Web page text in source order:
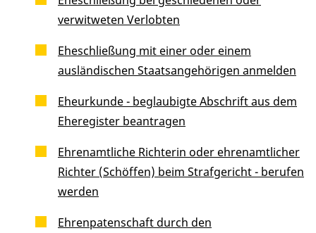
verwitweten Verlobten
Eheschließung mit einer oder einem
ausländischen Staatsangehörigen anmelden
Eheurkunde - beglaubigte Abschrift aus dem
Eheregister beantragen
Ehrenamtliche Richterin oder ehrenamtlicher
Richter (Schöffen) beim Strafgericht - berufen
werden
Ehrenpatenschaft durch den